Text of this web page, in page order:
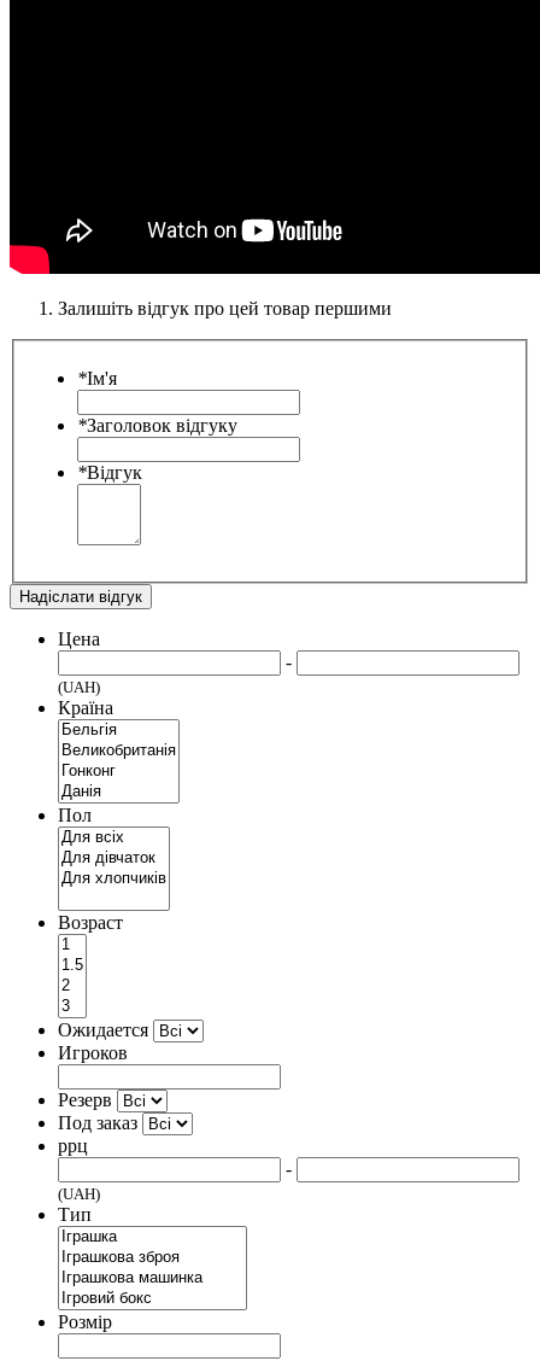
Залишіть відгук про цей товар першими
*Ім'я
*Заголовок відгуку
*Відгук
Надіслати відгук
Цена
-
(UAH)
Країна
Пол
Возраст
Ожидается
Игроков
Резерв
Под заказ
ррц
-
(UAH)
Тип
Розмір